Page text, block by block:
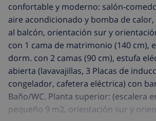
confortable y moderno: salón-
aire acondicionado y bomba de calor,
al balcón, orientación sur y
con 1 cama de matrimonio (140 cm),
dorm. con 2 camas (90 cm), estufa
abierta (lavavajillas, 3 Placas de
congelador, cafetera eléctrica) con
Baño/WC. Planta superior: (escalera
pequeño 9 m2, orientación sur y